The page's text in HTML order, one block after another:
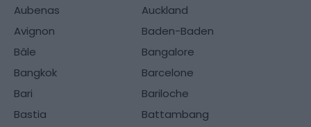
Aubenas
Auckland
Avignon
Baden-Baden
Bâle
Bangalore
Bangkok
Barcelone
Bari
Bariloche
Bastia
Battambang